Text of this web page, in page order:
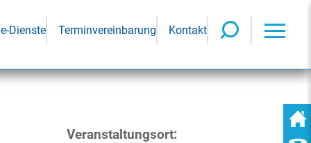
Dienste Terminvereinbarung Kontakt
Veranstaltungsort: